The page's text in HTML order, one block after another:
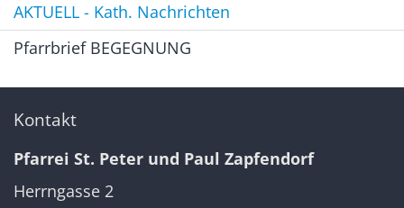
AKTUELL - Kath. Nachrichten
Pfarrbrief BEGEGNUNG
Kontakt
Pfarrei St. Peter und Paul Zapfendorf
Herrngasse 2